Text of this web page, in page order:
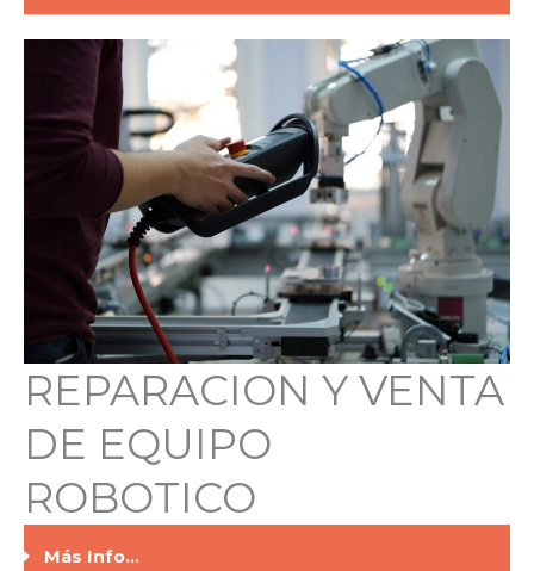
REPARACION Y VENTA
DE EQUIPO
ROBOTICO
Más Info...